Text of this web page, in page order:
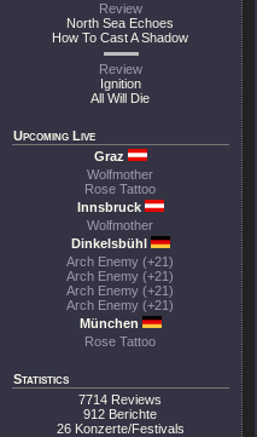
Review
North Sea Echoes
How To Cast A Shadow
Review
Ignition
All Will Die
Upcoming Live
Graz
Wolfmother
Rose Tattoo
Innsbruck
Wolfmother
Dinkelsbühl
Arch Enemy (+21)
Arch Enemy (+21)
Arch Enemy (+21)
Arch Enemy (+21)
München
Rose Tattoo
Statistics
7714 Reviews
912 Berichte
26 Konzerte/Festivals